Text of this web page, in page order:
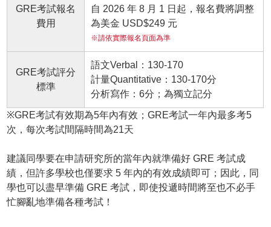
GRE考試報名
費用
自 2026 年 8 月 1 日起，報名費將調整
為美金 USD$249 元
※請依實際報名頁面為準
GRE考試評分
標準
語文Verbal：130-170
計量Quantitative：130-170分
分析寫作：6分；為獨立記分
※GRE考試有效期為5年內有效；GRE考試一年內最多考5
次，每次考試間隔時間為21天
建議同學要在申請研究所的當年內就準備好 GRE 考試成
績，但許多學校也僅要求 5 年內的有效成績即可；因此，同
學也可以盡早準備 GRE 考試，即使投遞時間將至也不必手
忙腳亂地準備各種考試！